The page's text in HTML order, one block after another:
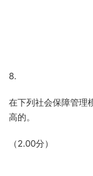
8.
在下列社会保障管理
高的。
（2.00分）